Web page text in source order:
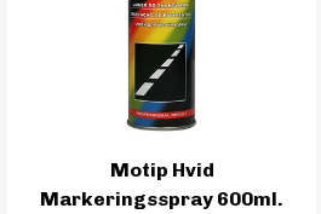
Motip Hvid
Markeringsspray 600ml.